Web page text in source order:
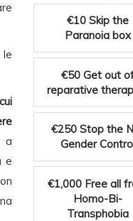
le
a
e
€10 Skip the
Paranoia box
€50 Get out
reparative
€250 Stop the
Gender
€1,000 Free all
Homo-Bi-
Transphobia